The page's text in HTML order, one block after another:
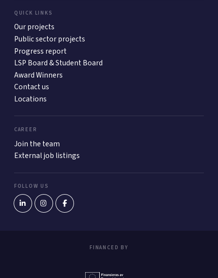
QUICK LINKS
Our projects
Public sector projects
Progress report
LSP Board & Student Board
Award Winners
Contact us
Locations
CAREER
Join the team
External job listings
FOLLOW US
FINANCED BY